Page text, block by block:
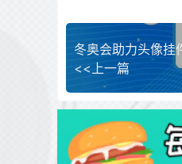
冬奥会助力头像挂
<<上一篇